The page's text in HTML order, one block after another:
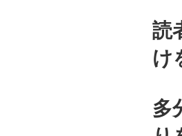
読
け
多